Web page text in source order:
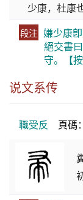
少康，杜康
段注 嫌少康
絕交書
守。【
说文系传
職受反 頁碼